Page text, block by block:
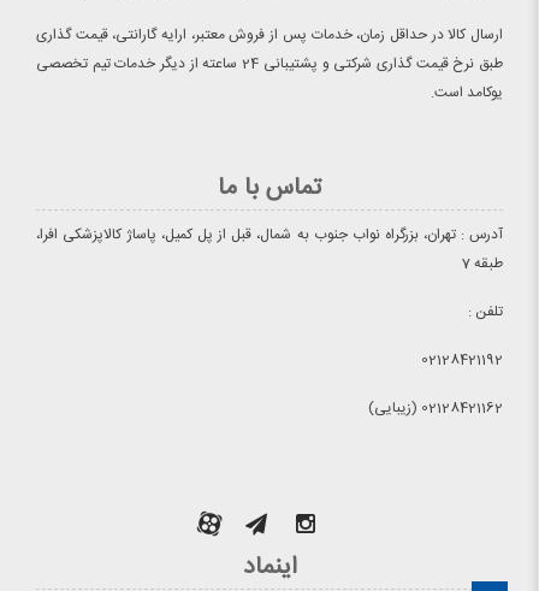
ارسال کالا در حداقل زمان، خدمات پس از فروش معتبر، ارایه گارانتی، قیمت گذاری
طبق نرخ قیمت گذاری شرکتی و پشتیبانی 24 ساعته از دیگر خدمات تیم تخصصی
یوکامد است.
تماس با ما
آدرس : تهران، بزرگراه نواب جنوب به شمال، قبل از پل کمیل، پاساژ کالاپزشکی افرا،
طبقه 7
تلفن :
02128421192
02128421162 (زیبایی)
اینماد